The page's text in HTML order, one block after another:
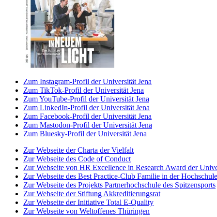
Zum Instagram-Profil der Universität Jena
Zum TikTok-Profil der Universität Jena
Zum YouTube-Profil der Universität Jena
Zum LinkedIn-Profil der Universität Jena
Zum Facebook-Profil der Universität Jena
Zum Mastodon-Profil der Universität Jena
Zum Bluesky-Profil der Universität Jena
Zur Webseite der Charta der Vielfalt
Zur Webseite des Code of Conduct
Zur Webseite von HR Excellence in Research Award der
Zur Webseite des Best Practice-Club Familie in der Hochschule
Zur Webseite des Projekts Partnerhochschule des Spitzensports
Zur Webseite der Stiftung Akkreditierungsrat
Zur Webseite der Initiative Total E-Quality
Zur Webseite von Weltoffenes Thüringen